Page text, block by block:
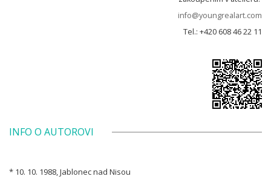
info@youngrealart.com
Tel.: +420 608 46 22 11
INFO O AUTOROVI
* 10. 10. 1988, Jablonec nad Nisou